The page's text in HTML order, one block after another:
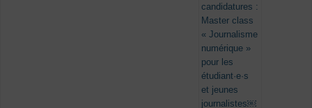
candidatures :
Master class
« Journalisme
numérique »
pour les
étudiant·e·s
et jeunes
journalistes￼